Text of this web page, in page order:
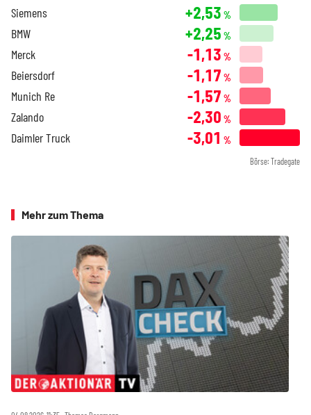
Siemens +2,53 %
BMW +2,25 %
Merck -1,13 %
Beiersdorf -1,17 %
Munich Re -1,57 %
Zalando -2,30 %
Daimler Truck -3,01 %
Börse: Tradegate
Mehr zum Thema